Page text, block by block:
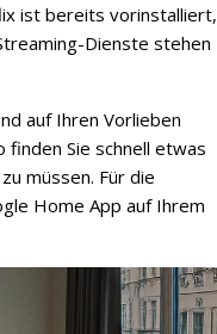
ist bereits vorinstalliert,
Dienste stehen
auf Ihren Vorlieben
Sie schnell etwas
müssen. Für die
Home App auf Ihrem